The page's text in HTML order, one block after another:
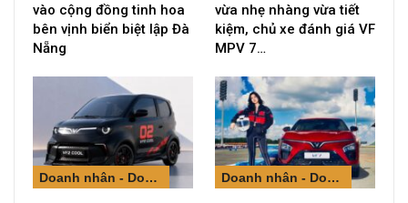
vào cộng đồng tinh hoa
bên vịnh biển biệt lập Đà
Nẵng
vừa nhẹ nhàng vừa tiết
kiệm, chủ xe đánh giá VF
MPV 7…
Doanh nhân - Doanh nghiệp Doanh nhân - Doanh nghiệp